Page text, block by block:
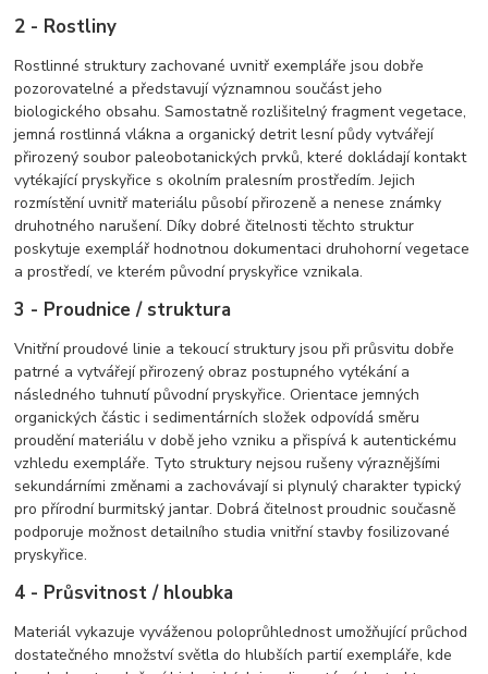
2 - Rostliny
Rostlinné struktury zachované uvnitř exempláře jsou dobře
pozorovatelné a představují významnou součást jeho
biologického obsahu. Samostatně rozlišitelný fragment vegetace,
jemná rostlinná vlákna a organický detrit lesní půdy vytvářejí
přirozený soubor paleobotanických prvků, které dokládají kontakt
vytékající pryskyřice s okolním pralesním prostředím. Jejich
rozmístění uvnitř materiálu působí přirozeně a nenese známky
druhotného narušení. Díky dobré čitelnosti těchto struktur
poskytuje exemplář hodnotnou dokumentaci druhohorní vegetace
a prostředí, ve kterém původní pryskyřice vznikala.
3 - Proudnice / struktura
Vnitřní proudové linie a tekoucí struktury jsou při průsvitu dobře
patrné a vytvářejí přirozený obraz postupného vytékání a
následného tuhnutí původní pryskyřice. Orientace jemných
organických částic i sedimentárních složek odpovídá směru
proudění materiálu v době jeho vzniku a přispívá k autentickému
vzhledu exempláře. Tyto struktury nejsou rušeny výraznějšími
sekundárními změnami a zachovávají si plynulý charakter typický
pro přírodní burmitský jantar. Dobrá čitelnost proudnic současně
podporuje možnost detailního studia vnitřní stavby fosilizované
pryskyřice.
4 - Průsvitnost / hloubka
Materiál vykazuje vyváženou poloprůhlednost umožňující průchod
dostatečného množství světla do hlubších partií exempláře, kde